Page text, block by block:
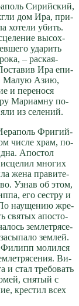
Си­рий­ский,
дом Ира, при­
хо­те­ли убить.
вы­сох­
уда­рить
– рас­ка­я­
Ира епи­
Ма­лую Азию,
и пе­ре­но­ся
Ма­ри­ам­ну по­
из се­ле­ний.
Фри­гий­
чис­ле храм, по­
Апо­стол
мно­гих
же­на пра­ви­те­
Узнав об этом,
его сест­ру и
на­у­ще­нию жре­
свя­тых апо­сто­
зем­ле­тря­се­
зем­лей.
Филипп мо­лил­ся
Ви­
и стал тре­бо­вать
сня­тый с
кре­стил всех